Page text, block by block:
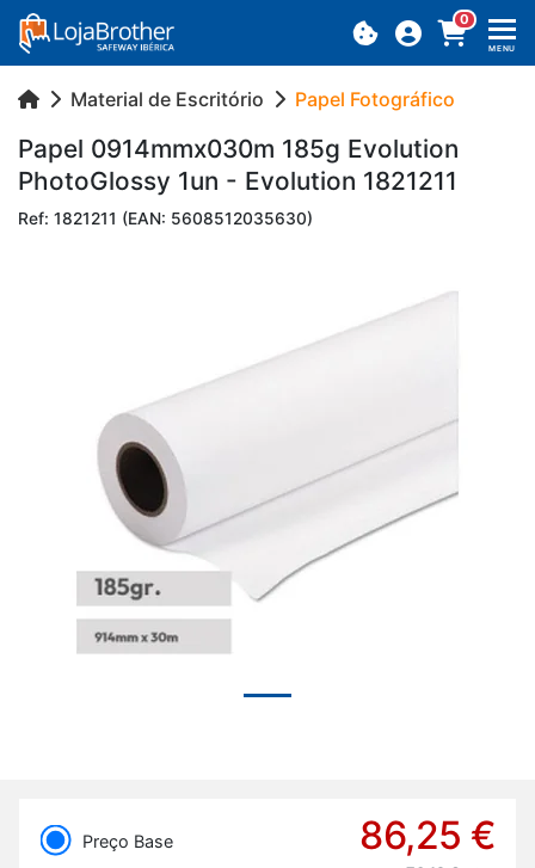
0
MENU
Material de Escritório Papel Fotográfico
Papel 0914mmx030m 185g Evo­lu­tion
Pho­to­Glossy 1un - Evo­lu­tion 1821211
Ref: 1821211 (EAN: 5608512035630)
Previous
Preço Base 86,25 €